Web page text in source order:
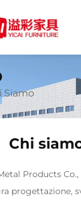
Siamo
Chi
Products
progettazione,